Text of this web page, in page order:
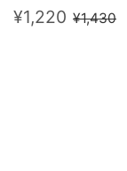
售
價
¥1,220 ¥1,220
定價
¥1,430